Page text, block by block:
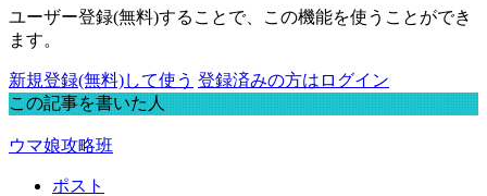
ユーザー登録(無料)することで、この機能を使うことができ
ます。
新規登録(無料)して使う 登録済みの方はログイン
この記事を書いた人
ウマ娘攻略班
ポスト